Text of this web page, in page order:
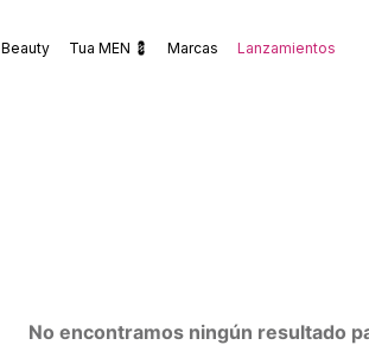
Beauty Tua MEN 💈 Marcas Lanzamientos
No encontramos ningún resultado